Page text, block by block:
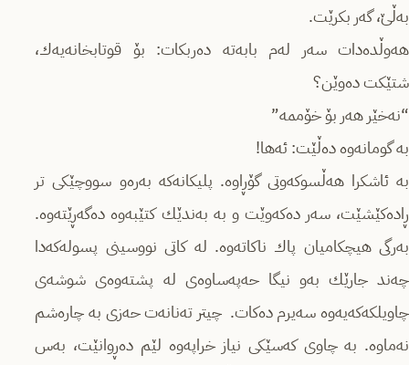
به‌ڵێ، گه‌ر بكرێت.
هه‌وڵده‌دات سه‌ر له‌‌م بابه‌ته‌ ده‌ربکات: بۆ قوتابخانه‌یه‌ك،
شتێكت ده‌وێن؟
“نه‌خێر هه‌ر بۆ خۆممه‌”
به‌ گومانه‌وه‌ ده‌ڵێت: ئه‌ها!
به‌ ئاشكرا هه‌ڵسوكه‌وتی گۆڕاوه‌. پلیكانه‌كه‌ به‌ره‌و سووچێكی تر
ڕاده‌كێشێت، سه‌ر ده‌كه‌وێت و به‌ به‌ندێك كتێبه‌وه‌ ده‌گه‌ڕێته‌وه‌.
به‌رگی هیچكامیان پاك ناكاته‌وه‌. له‌ كاتی نووسینی پسوله‌كه‌دا
چه‌ند جارێك به‌و نیگا حه‌په‌ساوه‌ی له‌ پشته‌وه‌ی شوشه‌ی
چاویلكه‌كه‌یه‌وه‌ سه‌یرم ده‌كات. چیتر ته‌نانه‌ت حه‌زی به‌ چاره‌شم
نه‌ماوه‌. به‌ چاوی كه‌سێكی نیاز خراپه‌وه‌ لێم ده‌ڕوانێت، بەس‌